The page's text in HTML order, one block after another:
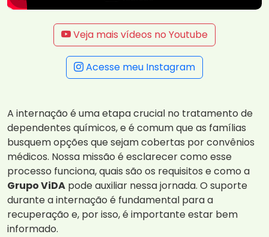
Veja mais vídeos no Youtube
Acesse meu Instagram
A internação é uma etapa crucial no tratamento de
dependentes químicos, e é comum que as famílias
busquem opções que sejam cobertas por convênios
médicos. Nossa missão é esclarecer como esse
processo funciona, quais são os requisitos e como a
Grupo ViDA pode auxiliar nessa jornada. O suporte
durante a internação é fundamental para a
recuperação e, por isso, é importante estar bem
informado.